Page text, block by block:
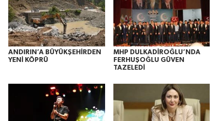
ANDIRIN’A BÜYÜKŞEHİRDEN
YENİ KÖPRÜ
MHP DULKADİROĞLU’NDA
FERHUŞOĞLU GÜVEN
TAZELEDİ